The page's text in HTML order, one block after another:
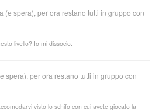
(e spera), per ora restano tutti in gruppo con
livello? Io mi dissocio.
spera), per ora restano tutti in gruppo con
visto lo schifo con cui avete giocato la